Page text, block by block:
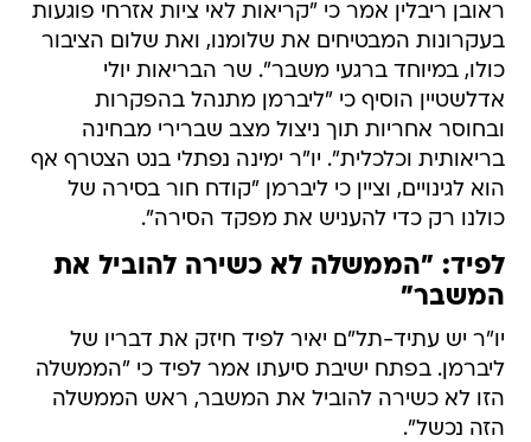
ראובן ריבלין אמר כי "קריאות לאי ציות אזרחי פוגעות
בעקרונות המבטיחים את שלומנו, ואת שלום הציבור
כולו, במיוחד ברגעי משבר". שר הבריאות יולי
אדלשטיין הוסיף כי "ליברמן מתנהל בהפקרות
ובחוסר אחריות תוך ניצול מצב שברירי מבחינה
בריאותית וכלכלית". יו"ר ימינה נפתלי בנט הצטרף אף
הוא לגינויים, וציין כי ליברמן "קודח חור בסירה של
כולנו רק כדי להעניש את מפקד הסירה".
לפיד: "הממשלה לא כשירה להוביל את
המשבר"
יו"ר יש עתיד-תל"ם יאיר לפיד חיזק את דבריו של
ליברמן. בפתח ישיבת סיעתו אמר לפיד כי "הממשלה
הזו לא כשירה להוביל את המשבר, ראש הממשלה
הזה נכשל".